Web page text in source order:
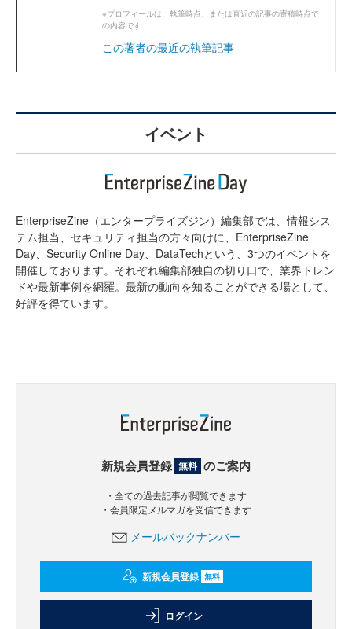
※プロフィールは、執筆時点、または直近の記事の寄稿時点で
の内容です
この著者の最近の執筆記事
イベント
EnterpriseZine（エンタープライズジン）編集部では、情報シス
テム担当、セキュリティ担当の方々向けに、EnterpriseZine
Day、Security Online Day、DataTechという、3つのイベントを
開催しております。それぞれ編集部独自の切り口で、業界トレン
ドや最新事例を網羅。最新の動向を知ることができる場として、
好評を得ています。
新規会員登録 無料 のご案内
・全ての過去記事が閲覧できます
・会員限定メルマガを受信できます
メールバックナンバー
新規会員登録 無料
ログイン